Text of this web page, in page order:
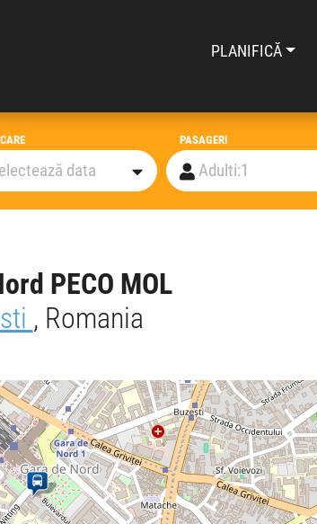
PLANIFICĂ
PASAGERI
PECO MOL
, Romania